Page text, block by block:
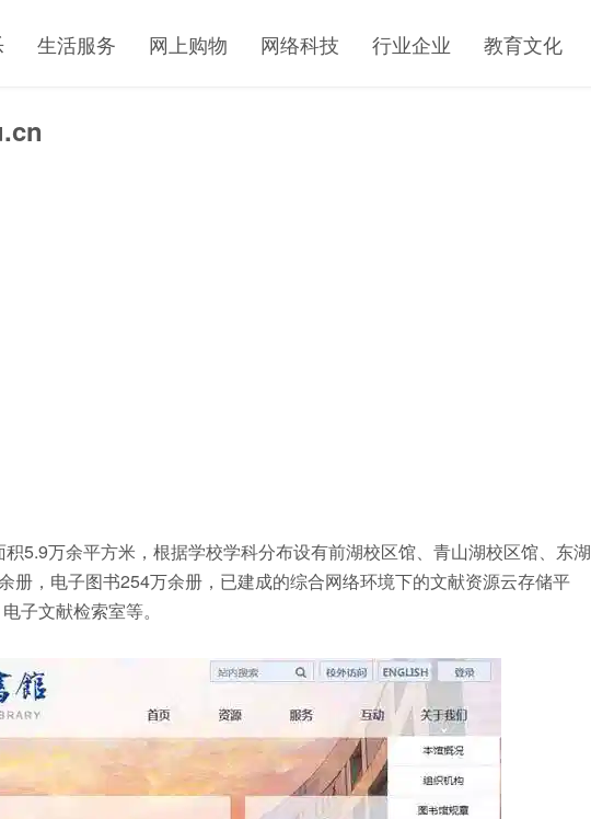
生活服务 网上购物 网络科技 行业企业 教育文化
积5.9万余平方米，根据学校学科分布设有前湖校区馆、青山湖校区馆、东湖
册，电子图书254万余册，已建成的综合网络环境下的文献资源云存储平
子文献检索室等。